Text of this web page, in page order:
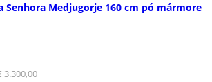
Senhora Medjugorje 160 cm pó mármore
3.300,00